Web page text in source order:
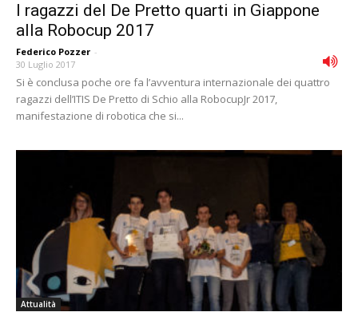
I ragazzi del De Pretto quarti in Giappone
alla Robocup 2017
Federico Pozzer -
30 Luglio 2017
Si è conclusa poche ore fa l’avventura internazionale dei quattro
ragazzi dell’ITIS De Pretto di Schio alla RobocupJr 2017,
manifestazione di robotica che si...
Attualità